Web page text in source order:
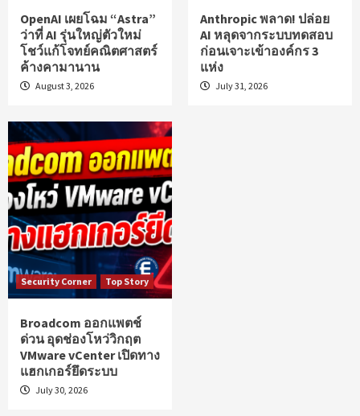
OpenAI เผยโฉม “Astra”
ว่าที่ AI รุ่นใหญ่ตัวใหม่
โชว์แก้โจทย์คณิตศาสตร์
ค้างคามานาน
August 3, 2026
Anthropic พลาด! ปล่อย
AI หลุดจากระบบทดสอบ
ก่อนเจาะเข้าองค์กร 3
แห่ง
July 31, 2026
Security Corner Top Story
Broadcom ออกแพตช์
ด่วน อุดช่องโหว่วิกฤต
VMware vCenter เปิดทาง
แฮกเกอร์ยึดระบบ
July 30, 2026